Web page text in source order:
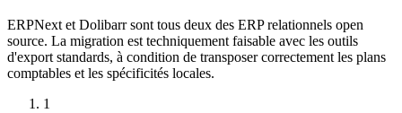
ERPNext et Dolibarr sont tous deux des ERP relationnels open
source. La migration est techniquement faisable avec les outils
d'export standards, à condition de transposer correctement les plans
comptables et les spécificités locales.
1